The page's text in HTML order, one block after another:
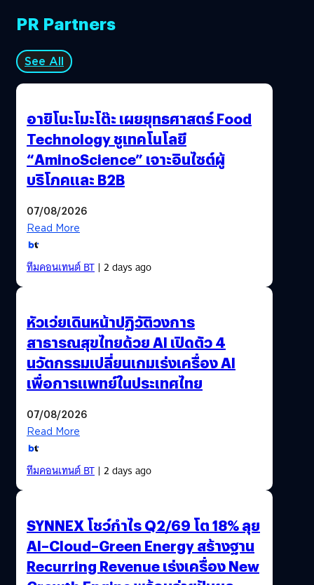
PR Partners
See All
อายิโนะโมะโต๊ะ เผยยุทธศาสตร์ Food
Technology ชูเทคโนโลยี
“AminoScience” เจาะอินไซต์ผู้
บริโภคและ B2B
07/08/2026
Read More
ทีมคอนเทนต์ BT| 2 days ago
หัวเว่ยเดินหน้าปฏิวัติวงการ
สาธารณสุขไทยด้วย AI เปิดตัว 4
นวัตกรรมเปลี่ยนเกมเร่งเครื่อง AI
เพื่อการแพทย์ในประเทศไทย
07/08/2026
Read More
ทีมคอนเทนต์ BT| 2 days ago
SYNNEX โชว์กำไร Q2/69 โต 18% ลุย
AI–Cloud–Green Energy สร้างฐาน
Recurring Revenue เร่งเครื่อง New